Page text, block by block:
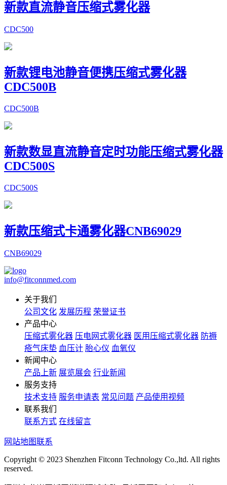
新款直流静音压缩式雾化器
CDC500
新款锂电池静音便携压缩式雾化器
CDC500B
CDC500B
新款数显直流静音定时功能压缩式雾化器
CDC500S
CDC500S
新款压缩式卡通雾化器CNB69029
CNB69029
info@fitconnmed.com
关于我们
公司文化 发展历程 荣誉证书
产品中心
压缩式雾化器 压电网式雾化器 医用压缩式雾化器 防褥
疮气床垫 血压计 胎心仪 血氧仪
新闻中心
产品上新 展览展会 行业新闻
服务支持
技术支持 服务申请表 常见问题 产品使用视频
联系我们
联系方式 在线留言
网站地图联系
Copyright © 2023 Shenzhen Fitconn Technology Co.,ltd. All rights
reserved.